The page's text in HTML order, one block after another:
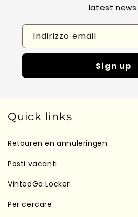
latest news.
Indirizzo email
Sign up
Quick links
Retouren en annuleringen
Posti vacanti
VintedGo Locker
Per cercare